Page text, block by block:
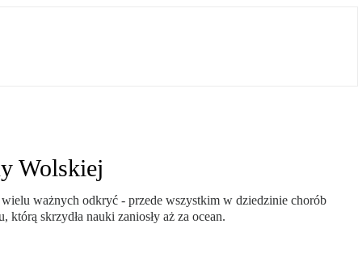
Wolskiej
ważnych odkryć - przede wszystkim w dziedzinie chorób
skrzydła nauki zaniosły aż za ocean.